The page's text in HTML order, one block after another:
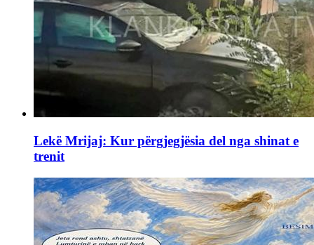
Lekë Mrijaj: Kur përgjegjësia del nga shinat e
trenit